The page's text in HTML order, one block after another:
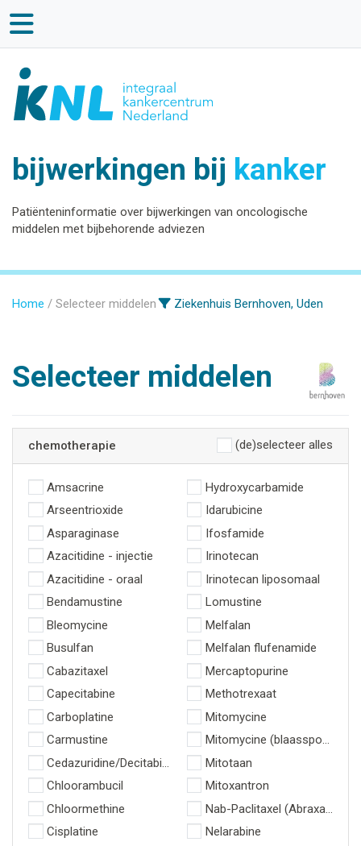
bijwerkingen bij kanker
Patiënteninformatie over bijwerkingen van oncologische
middelen met bijbehorende adviezen
Home Selecteer middelen Ziekenhuis Bernhoven, Uden
Selecteer middelen
chemotherapie (de)selecteer alles
Amsacrine
Arseentrioxide
Asparaginase
Azacitidine - injectie
Azacitidine - oraal
Bendamustine
Bleomycine
Busulfan
Cabazitaxel
Capecitabine
Carboplatine
Carmustine
Cedazuridine/Decitabine
Chloorambucil
Chloormethine
Cisplatine
Hydroxycarbamide
Idarubicine
Ifosfamide
Irinotecan
Irinotecan liposomaal
Lomustine
Melfalan
Melfalan flufenamide
Mercaptopurine
Methotrexaat
Mitomycine
Mitomycine (blaasspoeling)
Mitotaan
Mitoxantron
Nab-Paclitaxel (Abraxane of
Nelarabine